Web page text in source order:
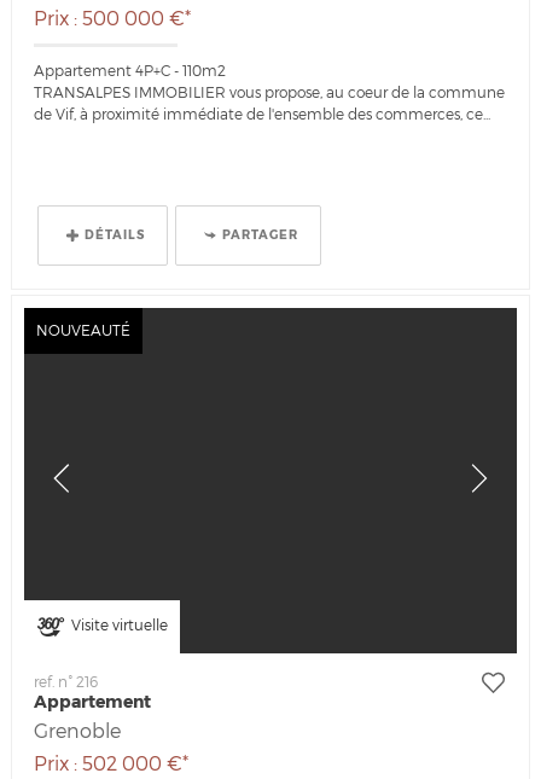
Prix : 500 000 €*
Appartement 4P+C - 110m2
TRANSALPES IMMOBILIER vous propose, au coeur de la commune
de Vif, à proximité immédiate de l'ensemble des commerces, ce...
DÉTAILS PARTAGER
Visite virtuelle
NOUVEAUTÉ
ref. n° 216
Appartement
Grenoble
Prix : 502 000 €*